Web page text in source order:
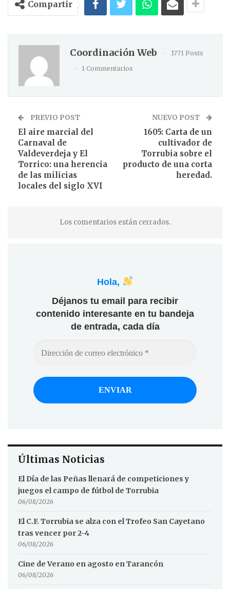
Compartir
Coordinación Web
1771 Posts
1 Commentarios
PREVIO POST
El aire marcial del
Carnaval de
Valdeverdeja y El
Torrico: una herencia
de las milicias
locales del siglo XVI
NUEVO POST
1605: Carta de un
cultivador de
Torrubia sobre el
producto de una corta
heredad.
Los comentarios están cerrados.
Hola,
Déjanos tu email para recibir
contenido interesante en tu bandeja
de entrada, cada día
Últimas Noticias
El Día de las Peñas llenará de competiciones y
juegos el campo de fútbol de Torrubia
06/08/2026
El C.F. Torrubia se alza con el Trofeo San Cayetano
tras vencer por 2-4
06/08/2026
Cine de Verano en agosto en Tarancón
06/08/2026